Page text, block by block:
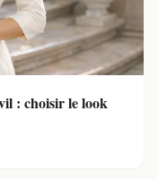
: choisir le look